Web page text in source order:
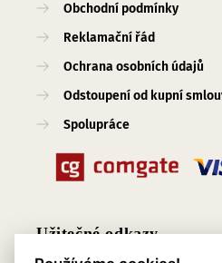
Obchodní podmínky
Reklamační řád
Ochrana osobních údajů
Odstoupení od kupní
Spolupráce
Užitečné odkazy